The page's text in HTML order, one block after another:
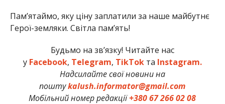
Памʼятаймо, яку ціну заплатили за наше майбутнє
Герої-земляки. Світла пам’ять!
Будьмо на зв’язку! Читайте нас
у Facebook, Telegram, TikTokта Instagram.
Надсилайте свої новини на
поштуkalush.informator@gmail.com
Мобільний номер редакції+380 67 266 02 08